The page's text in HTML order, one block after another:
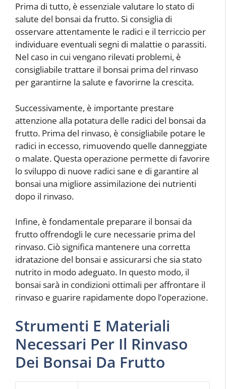
Prima di tutto, è essenziale valutare lo stato di
salute del bonsai da frutto. Si consiglia di
osservare attentamente le radici e il terriccio per
individuare eventuali segni di malattie o parassiti.
Nel caso in cui vengano rilevati problemi, è
consigliabile trattare il bonsai prima del rinvaso
per garantirne la salute e favorirne la crescita.
Successivamente, è importante prestare
attenzione alla potatura delle radici del bonsai da
frutto. Prima del rinvaso, è consigliabile potare le
radici in eccesso, rimuovendo quelle danneggiate
o malate. Questa operazione permette di favorire
lo sviluppo di nuove radici sane e di garantire al
bonsai una migliore assimilazione dei nutrienti
dopo il rinvaso.
Infine, è fondamentale preparare il bonsai da
frutto offrendogli le cure necessarie prima del
rinvaso. Ciò significa mantenere una corretta
idratazione del bonsai e assicurarsi che sia stato
nutrito in modo adeguato. In questo modo, il
bonsai sarà in condizioni ottimali per affrontare il
rinvaso e guarire rapidamente dopo l’operazione.
Strumenti E Materiali
Necessari Per Il Rinvaso
Dei Bonsai Da Frutto